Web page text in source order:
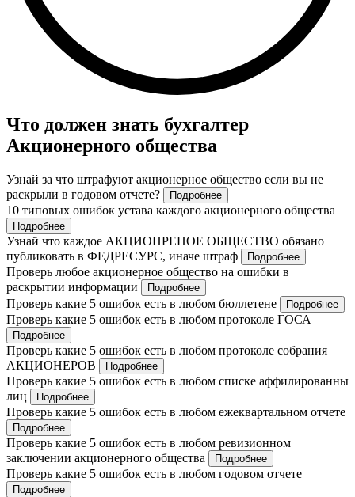
Что должен знать бухгалтер
Акционерного общества
Узнай за что штрафуют акционерное общество если вы не
раскрыли в годовом отчете?
Подробнее
10 типовых ошибок устава каждого акционерного общества
Подробнее
Узнай что каждое АКЦИОНРЕНОЕ ОБЩЕСТВО обязано
публиковать в ФЕДРЕСУРС, иначе штраф
Подробнее
Проверь любое акционерное общество на ошибки в
раскрытии информации
Подробнее
Проверь какие 5 ошибок есть в любом бюллетене Подробнее
Проверь какие 5 ошибок есть в любом протоколе ГОСА
Подробнее
Проверь какие 5 ошибок есть в любом протоколе собрания
АКЦИОНЕРОВ
Подробнее
Проверь какие 5 ошибок есть в любом списке аффилированны
лиц
Подробнее
Проверь какие 5 ошибок есть в любом ежеквартальном отчете
Подробнее
Проверь какие 5 ошибок есть в любом ревизионном
заключении акционерного общества
Подробнее
Проверь какие 5 ошибок есть в любом годовом отчете
Подробнее